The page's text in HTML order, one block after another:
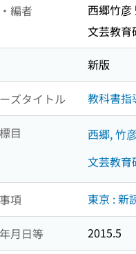
編者
西郷竹彦
文芸教育
新版
ズタイトル 教科書指
目 西郷, 竹
文芸教育
項 東京 : 新
月日等 2015.5